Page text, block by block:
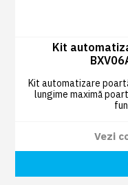
Kit
Kit automatizare
lungime maximă
Vezi
Card plug-in
001AF43S